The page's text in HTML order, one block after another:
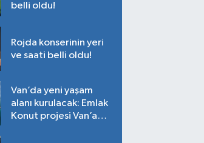
belli oldu!
Rojda konserinin yeri
ve saati belli oldu!
Van’da yeni yaşam
alanı kurulacak: Emlak
Konut projesi Van’a